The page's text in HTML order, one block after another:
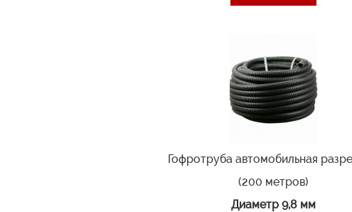
Гофротруба автомобильная
(200 метров)
Диаметр 9,8 мм